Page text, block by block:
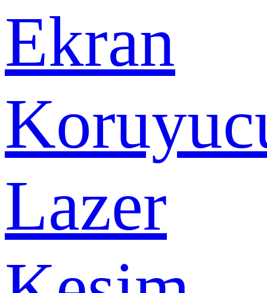
Ekran
Lazer